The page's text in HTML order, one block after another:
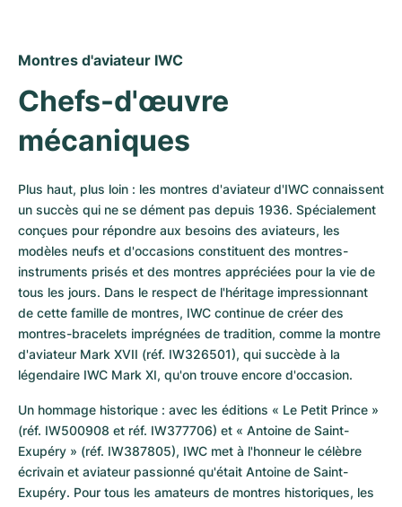
Montres d'aviateur IWC
Chefs-d'œuvre
mécaniques
Plus haut, plus loin : les montres d'aviateur d'IWC connaissent
un succès qui ne se dément pas depuis 1936. Spécialement
conçues pour répondre aux besoins des aviateurs, les
modèles neufs et d'occasions constituent des montres-
instruments prisés et des montres appréciées pour la vie de
tous les jours. Dans le respect de l'héritage impressionnant
de cette famille de montres, IWC continue de créer des
montres-bracelets imprégnées de tradition, comme la montre
d'aviateur Mark XVII (réf. IW326501), qui succède à la
légendaire IWC Mark XI, qu'on trouve encore d'occasion.
Un hommage historique : avec les éditions « Le Petit Prince »
(réf. IW500908 et réf. IW377706) et « Antoine de Saint-
Exupéry » (réf. IW387805), IWC met à l'honneur le célèbre
écrivain et aviateur passionné qu'était Antoine de Saint-
Exupéry. Pour tous les amateurs de montres historiques, les